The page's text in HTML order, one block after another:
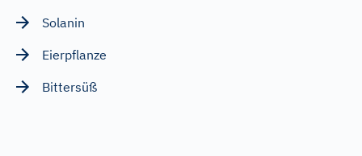
Solanin
Eierpflanze
Bittersüß